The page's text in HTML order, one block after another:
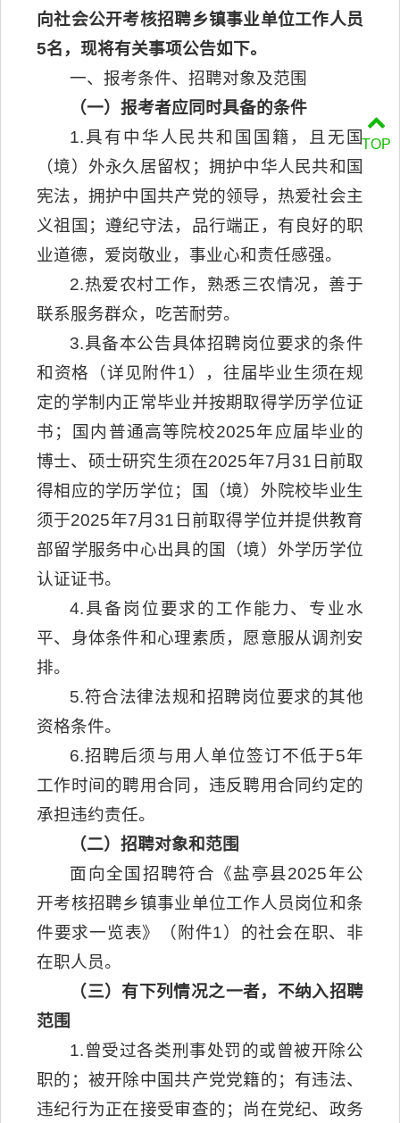
向社会公开考核招聘乡镇事业单位工作人员
5名，现将有关事项公告如下。
一、报考条件、招聘对象及范围
（一）报考者应同时具备的条件
1.具有中华人民共和国国籍，且无国
（境）外永久居留权；拥护中华人民共和国
宪法，拥护中国共产党的领导，热爱社会主
义祖国；遵纪守法，品行端正，有良好的职
业道德，爱岗敬业，事业心和责任感强。
2.热爱农村工作，熟悉三农情况，善于
联系服务群众，吃苦耐劳。
3.具备本公告具体招聘岗位要求的条件
和资格（详见附件1），往届毕业生须在规
定的学制内正常毕业并按期取得学历学位证
书；国内普通高等院校2025年应届毕业的
博士、硕士研究生须在2025年7月31日前取
得相应的学历学位；国（境）外院校毕业生
须于2025年7月31日前取得学位并提供教育
部留学服务中心出具的国（境）外学历学位
认证证书。
4.具备岗位要求的工作能力、专业水
平、身体条件和心理素质，愿意服从调剂安
排。
5.符合法律法规和招聘岗位要求的其他
资格条件。
6.招聘后须与用人单位签订不低于5年
工作时间的聘用合同，违反聘用合同约定的
承担违约责任。
（二）招聘对象和范围
面向全国招聘符合《盐亭县2025年公
开考核招聘乡镇事业单位工作人员岗位和条
件要求一览表》（附件1）的社会在职、非
在职人员。
（三）有下列情况之一者，不纳入招聘
范围
1.曾受过各类刑事处罚的或曾被开除公
职的；被开除中国共产党党籍的；有违法、
违纪行为正在接受审查的；尚在党纪、政务
TOP